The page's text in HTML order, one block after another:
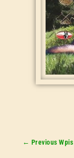
← Previous Wpis